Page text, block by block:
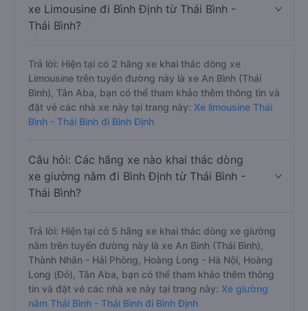
xe Limousine đi Bình Định từ Thái Bình -
Thái Bình?
Trả lời: Hiện tại có 2 hãng xe khai thác dòng xe
Limousine trên tuyến đường này là xe An Bình (Thái
Bình), Tân Aba, bạn có thể tham khảo thêm thông tin và
đặt vé các nhà xe này tại trang này: Xe limousine Thái
Bình - Thái Bình đi Bình Định
Câu hỏi: Các hãng xe nào khai thác dòng
xe giường nằm đi Bình Định từ Thái Bình -
Thái Bình?
Trả lời: Hiện tại có 5 hãng xe khai thác dòng xe giường
nằm trên tuyến đường này là xe An Bình (Thái Bình),
Thành Nhân - Hải Phòng, Hoàng Long - Hà Nội, Hoàng
Long (Đỏ), Tân Aba, bạn có thể tham khảo thêm thông
tin và đặt vé các nhà xe này tại trang này: Xe giường
nằm Thái Bình - Thái Bình đi Bình Định